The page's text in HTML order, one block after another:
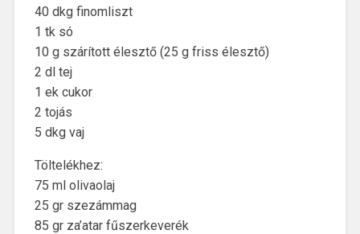
40 dkg finomliszt
1 tk só
10 g szárított élesztő (25 g friss élesztő)
2 dl tej
1 ek cukor
2 tojás
5 dkg vaj
Töltelékhez:
75 ml olivaolaj
25 gr szezámmag
85 gr za’atar fűszerkeverék